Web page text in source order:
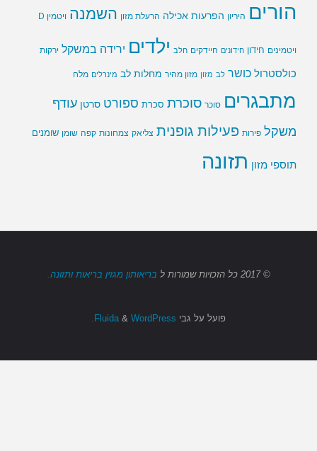
הורים היריון הפרעות אכילה הרעלת מזון השמנה ויטמין D
ויטמינים חידון חידונים חיידקים חלב ילדים ירידה במשקל ירקות
כולסטרול כושר לב מזון מזון מהיר מחלות לב מינרלים מלח
מתבגרים סוכר סוכרת סכרת ספורט סרטן עודף
משקל פירות פעילות גופנית צליאק צמחונות קפה שומן שומנים
תוספי מזון תזונה
© 2017 כל הזכויות שמורות ל בריאותון מגזין בריאות ותזונה.
פועל על גבי & WordPress.